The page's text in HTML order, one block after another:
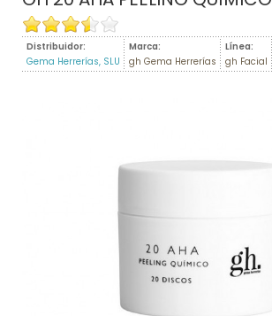
Distribuidor:
Gema Herrerías, SLU
Marca:
gh Gema Herrerías
Línea:
gh Facial